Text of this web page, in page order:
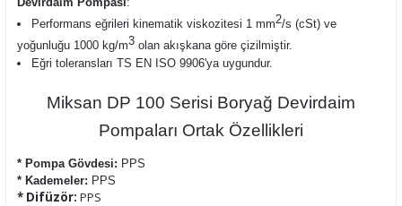
Performans eğrileri kinematik viskozitesi 1 mm2/s (cSt) ve
yoğunluğu 1000 kg/m3 olan akışkana göre çizilmiştir.
Eğri toleransları TS EN ISO 9906'ya uygundur.
Miksan DP 100 Serisi Boryağ Devirdaim
Pompaları Ortak Özellikleri
* Pompa Gövdesi: PPS
* Kademeler: PPS
* Difüzör: PPS